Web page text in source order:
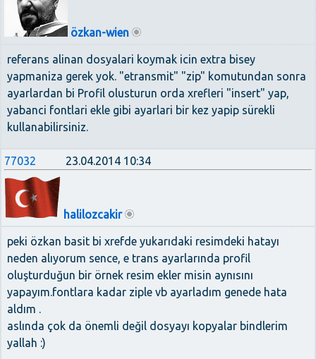
özkan-wien
referans alinan dosyalari koymak icin extra bisey
yapmaniza gerek yok. "etransmit" "zip" komutundan sonra
ayarlardan bi Profil olusturun orda xrefleri "insert" yap,
yabanci fontlari ekle gibi ayarlari bir kez yapip sürekli
kullanabilirsiniz.
77032 23.04.2014 10:34
halilozcakir
peki özkan basit bi xrefde yukarıdaki resimdeki hatayı
neden alıyorum sence, e trans ayarlarında profil
oluşturduğun bir örnek resim ekler misin aynısını
yapayım.fontlara kadar ziple vb ayarladım genede hata
aldım .
aslında çok da önemli değil dosyayı kopyalar bindlerim
yallah :)